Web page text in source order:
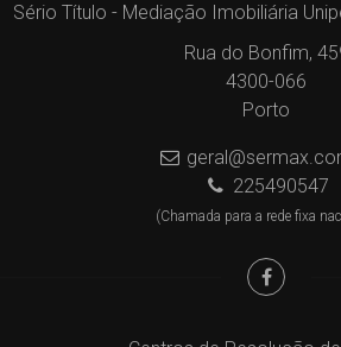
Sério Título - Mediação Imobiliária
Rua do Bonfim,
4300-066
Porto
225490547
(Chamada para a rede fixa